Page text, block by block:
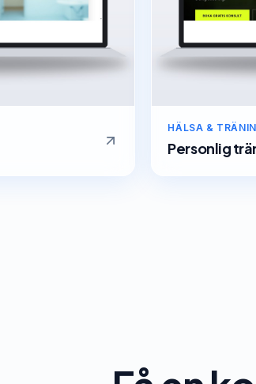
HÄLSA &
Personlig